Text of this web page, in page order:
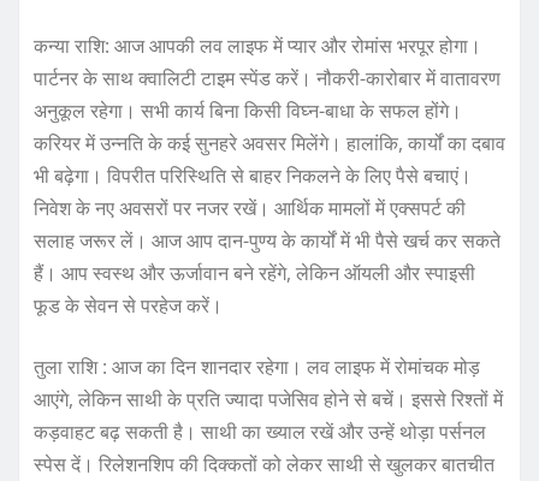
कन्या राशि: आज आपकी लव लाइफ में प्यार और रोमांस भरपूर होगा।
पार्टनर के साथ क्वालिटी टाइम स्पेंड करें। नौकरी-कारोबार में वातावरण
अनुकूल रहेगा। सभी कार्य बिना किसी विघ्न-बाधा के सफल होंगे।
करियर में उन्नति के कई सुनहरे अवसर मिलेंगे। हालांकि, कार्यों का दबाव
भी बढ़ेगा। विपरीत परिस्थिति से बाहर निकलने के लिए पैसे बचाएं।
निवेश के नए अवसरों पर नजर रखें। आर्थिक मामलों में एक्सपर्ट की
सलाह जरूर लें। आज आप दान-पुण्य के कार्यों में भी पैसे खर्च कर सकते
हैं। आप स्वस्थ और ऊर्जावान बने रहेंगे, लेकिन ऑयली और स्पाइसी
फूड के सेवन से परहेज करें।
तुला राशि : आज का दिन शानदार रहेगा। लव लाइफ में रोमांचक मोड़
आएंगे, लेकिन साथी के प्रति ज्यादा पजेसिव होने से बचें। इससे रिश्तों में
कड़वाहट बढ़ सकती है। साथी का ख्याल रखें और उन्हें थोड़ा पर्सनल
स्पेस दें। रिलेशनशिप की दिक्कतों को लेकर साथी से खुलकर बातचीत